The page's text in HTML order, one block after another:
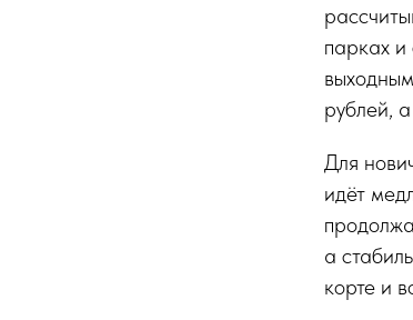
парках и
рублей,
Для
идёт
а
корте и